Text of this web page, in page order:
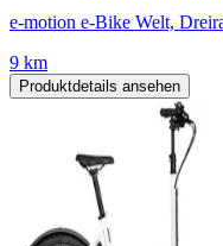
e-motion e-Bike Welt,
9 km
Produktdetails ansehen